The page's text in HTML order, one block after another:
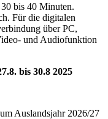
bis 40 Minuten.
Für die digitalen
über PC,
und Audiofunktion
bis 30.8 2025
Auslandsjahr 2026/27